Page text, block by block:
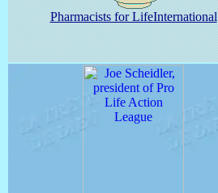
Pharmacists for LifeInternational